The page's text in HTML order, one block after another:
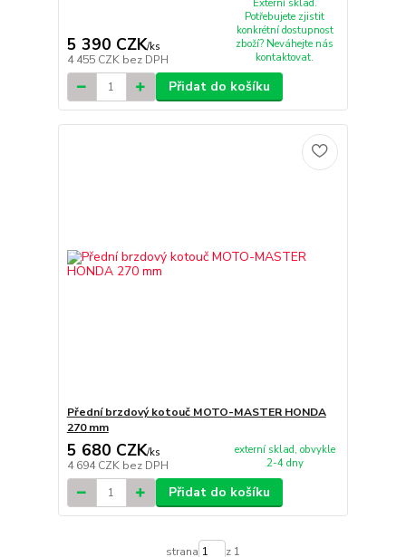
5 390 CZK/ks
4 455 CZK bez DPH
Externí sklad.
Potřebujete zjistit
konkrétní dostupnost
zboží? Neváhejte nás
kontaktovat.
Přidat do košíku
Přední brzdový kotouč MOTO-MASTER HONDA
270 mm
5 680 CZK/ks
4 694 CZK bez DPH
externí sklad, obvykle
2-4 dny
Přidat do košíku
strana z 1